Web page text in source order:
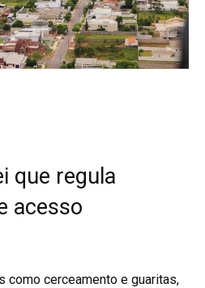
que regula
acesso
como cerceamento e guaritas,